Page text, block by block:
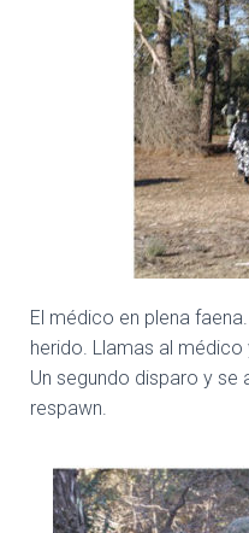
El médico en plena
herido. Llamas al
Un segundo disparo y
respawn.